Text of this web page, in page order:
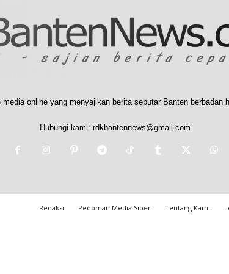
online yang menyajikan berita seputar Banten
Hubungi kami: rdkbantennews@gmail.com
Redaksi Pedoman Media Siber Tentang Kami